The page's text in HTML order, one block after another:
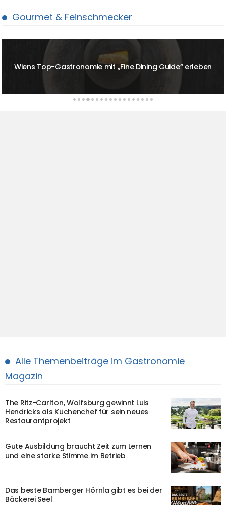
Gourmet & Feinschmecker
Prickelnde Sonntage im The Ritz-Carlton Berlin
Alle Themenbeiträge im Gastronomie
Magazin
The Ritz-Carlton, Wolfsburg gewinnt Luis
Hendricks als Küchenchef für sein neues
Restaurantprojekt
Gute Ausbildung braucht Zeit zum Lernen
und eine starke Stimme im Betrieb
Das beste Bamberger Hörnla gibt es bei der
Bäckerei Seel